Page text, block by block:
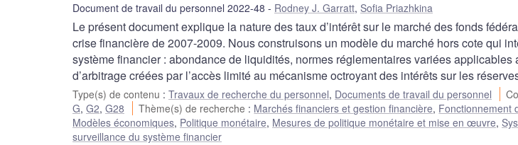
Document de travail du personnel 2022-48 Rodney J. Garratt, Sofia Priazhkina
Le présent document explique la nature des taux d’intérêt sur le marché des fonds
crise financière de 2007-2009. Nous construisons un modèle du marché hors cote qui
système financier : abondance de liquidités, normes réglementaires variées
d’arbitrage créées par l’accès limité au mécanisme octroyant des intérêts sur les
Type(s) de contenu : Travaux de recherche du personnel, Documents de travail du personnel
G, G2, G28 Thème(s) de recherche : Marchés financiers et gestion financière, Fonctionnement
Modèles économiques, Politique monétaire, Mesures de politique monétaire et mise en œuvre,
surveillance du système financier